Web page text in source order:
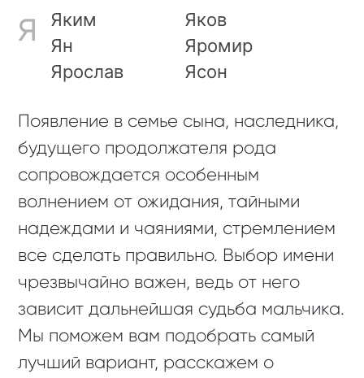
Я Яким
Яков
Ян
Яромир
Ярослав
Ясон
Появление в семье сына, наследника,
будущего продолжателя рода
сопровождается особенным
волнением от ожидания, тайными
надеждами и чаяниями, стремлением
все сделать правильно. Выбор имени
чрезвычайно важен, ведь от него
зависит дальнейшая судьба мальчика.
Мы поможем вам подобрать самый
лучший вариант, расскажем о